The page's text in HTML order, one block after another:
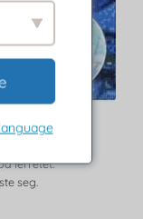
lerretet.
seg.